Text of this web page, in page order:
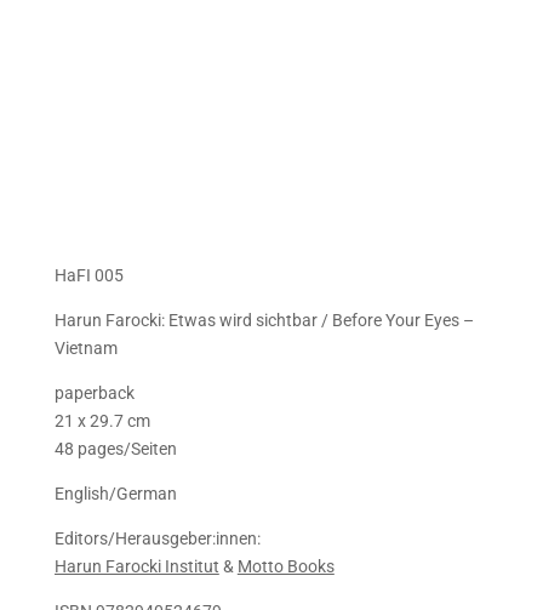
HaFI 005
Harun Farocki: Etwas wird sichtbar / Before Your Eyes –
Vietnam
paperback
21 x 29.7 cm
48 pages/Seiten
English/German
Editors/Herausgeber:innen:
Harun Farocki Institut & Motto Books